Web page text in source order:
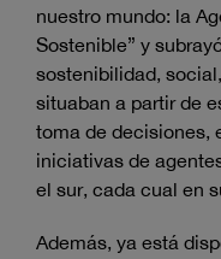
nuestro mundo: la
Sostenible” y
sostenibilidad,
situaban a partir de
toma de decisiones,
iniciativas de
el sur, cada cual en
Además, ya está